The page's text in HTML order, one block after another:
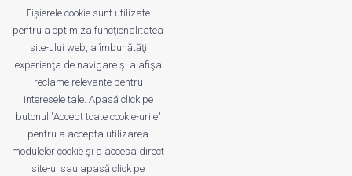
This site uses Akismet to reduce spam.
Learn how your comment data is
processed.
Fișierele cookie sunt utilizate
pentru a optimiza funcţionalitatea
site-ului web, a îmbunătăţi
experienţa de navigare şi a afişa
reclame relevante pentru
interesele tale. Apasă click pe
butonul "Accept toate cookie-urile"
pentru a accepta utilizarea
modulelor cookie şi a accesa direct
site-ul sau apasă click pe